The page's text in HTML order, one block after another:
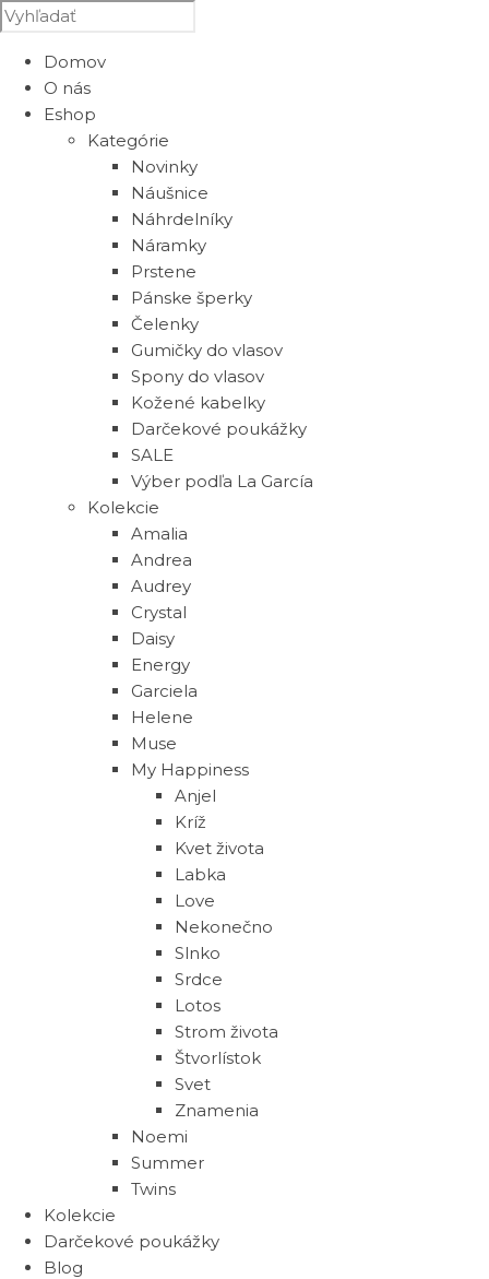
Domov
O nás
Eshop
Kategórie
Novinky
Náušnice
Náhrdelníky
Náramky
Prstene
Pánske šperky
Čelenky
Gumičky do vlasov
Spony do vlasov
Kožené kabelky
Darčekové poukážky
SALE
Výber podľa La García
Kolekcie
Amalia
Andrea
Audrey
Crystal
Daisy
Energy
Garciela
Helene
Muse
‎My Happiness
Anjel
Kríž
Kvet života
Labka
Love
Nekonečno
Slnko
Srdce
Lotos
Strom života
Štvorlístok
Svet
Znamenia
Noemi
Summer
Twins
Kolekcie
Darčekové poukážky
Blog